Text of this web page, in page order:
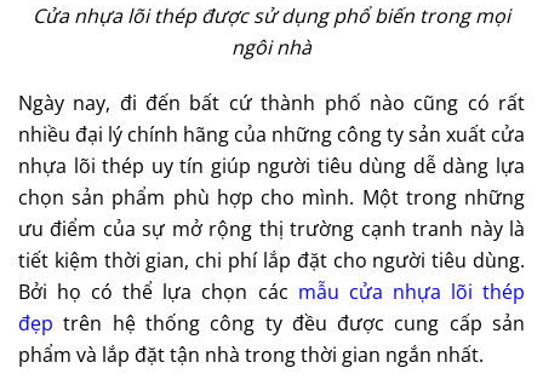
Cửa nhựa lõi thép được sử dụng phổ biến trong mọi
ngôi nhà
Ngày nay, đi đến bất cứ thành phố nào cũng có rất
nhiều đại lý chính hãng của những công ty sản xuất cửa
nhựa lõi thép uy tín giúp người tiêu dùng dễ dàng lựa
chọn sản phẩm phù hợp cho mình. Một trong những
ưu điểm của sự mở rộng thị trường cạnh tranh này là
tiết kiệm thời gian, chi phí lắp đặt cho người tiêu dùng.
Bởi họ có thể lựa chọn các mẫu cửa nhựa lõi thép
đẹp trên hệ thống công ty đều được cung cấp sản
phẩm và lắp đặt tận nhà trong thời gian ngắn nhất.